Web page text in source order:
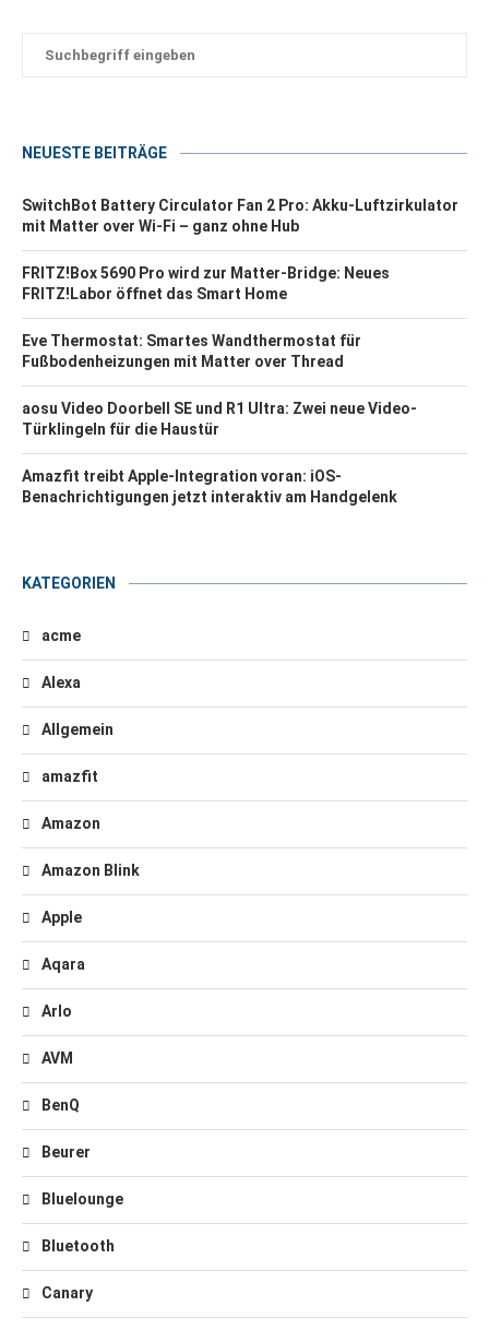
NEUESTE BEITRÄGE
SwitchBot Battery Circulator Fan 2 Pro: Akku-Luftzirkulator
mit Matter over Wi-Fi – ganz ohne Hub
FRITZ!Box 5690 Pro wird zur Matter-Bridge: Neues
FRITZ!Labor öffnet das Smart Home
Eve Thermostat: Smartes Wandthermostat für
Fußbodenheizungen mit Matter over Thread
aosu Video Doorbell SE und R1 Ultra: Zwei neue Video-
Türklingeln für die Haustür
Amazfit treibt Apple-Integration voran: iOS-
Benachrichtigungen jetzt interaktiv am Handgelenk
KATEGORIEN
acme
Alexa
Allgemein
amazfit
Amazon
Amazon Blink
Apple
Aqara
Arlo
AVM
BenQ
Beurer
Bluelounge
Bluetooth
Canary